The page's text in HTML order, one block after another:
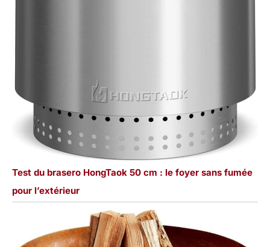
Test du brasero HongTaok 50 cm : le foyer sans fumée
pour l’extérieur